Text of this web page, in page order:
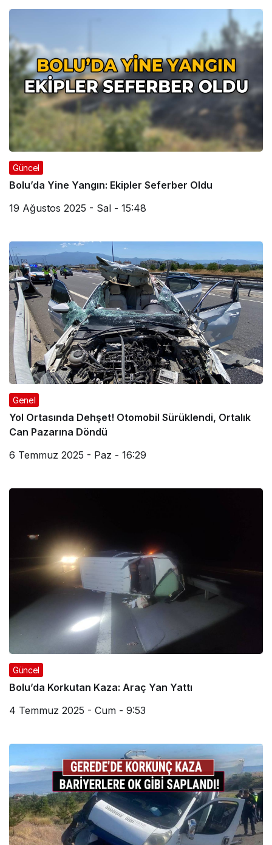
Güncel
Bolu’da Yine Yangın: Ekipler Seferber Oldu
19 Ağustos 2025 - Sal - 15:48
Genel
Yol Ortasında Dehşet! Otomobil Sürüklendi, Ortalık
Can Pazarına Döndü
6 Temmuz 2025 - Paz - 16:29
Güncel
Bolu’da Korkutan Kaza: Araç Yan Yattı
4 Temmuz 2025 - Cum - 9:53